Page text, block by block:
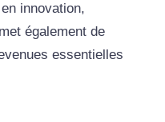
innovation,
également de
essentielles